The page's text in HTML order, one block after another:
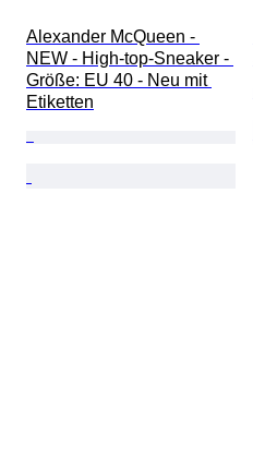
Alexander McQueen -
NEW - High-top-Sneaker -
Größe: EU 40 - Neu mit
Etiketten